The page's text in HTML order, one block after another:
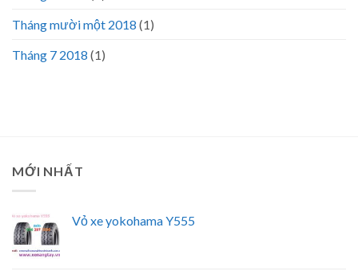
Tháng mười một 2018 (1)
Tháng 7 2018 (1)
MỚI NHẤT
Vỏ xe yokohama Y555